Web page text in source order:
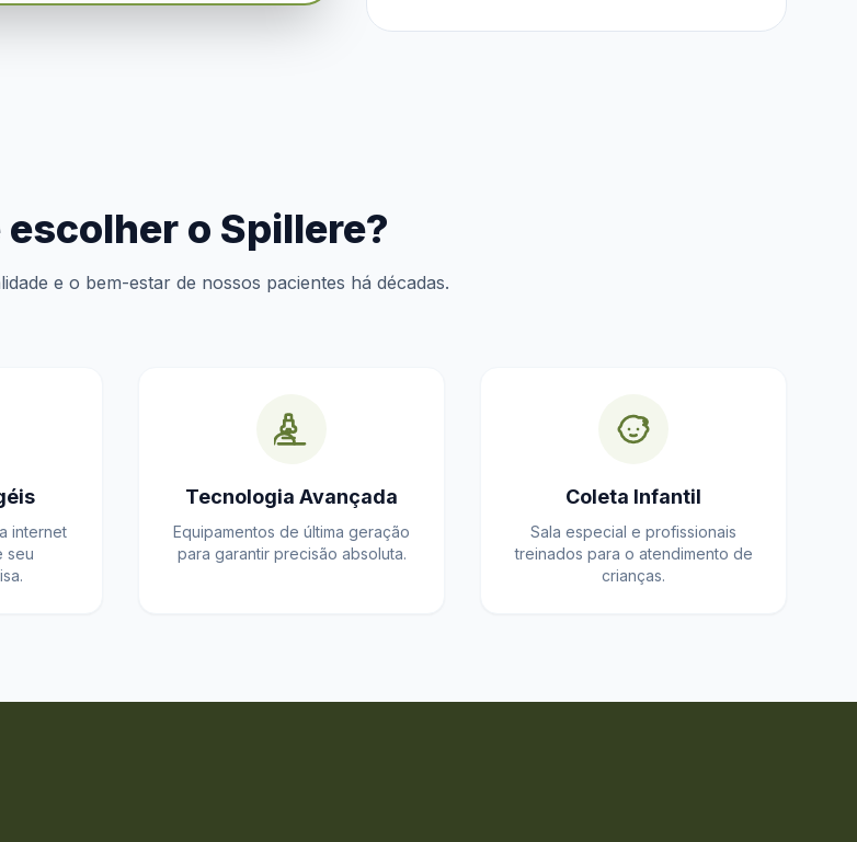
escolher o Spillere?
e o bem-estar de nossos pacientes há décadas.
internet
seu
Tecnologia Avançada
Equipamentos de última geração
para garantir precisão absoluta.
Coleta Infantil
Sala especial e profissionais
treinados para o atendimento de
crianças.